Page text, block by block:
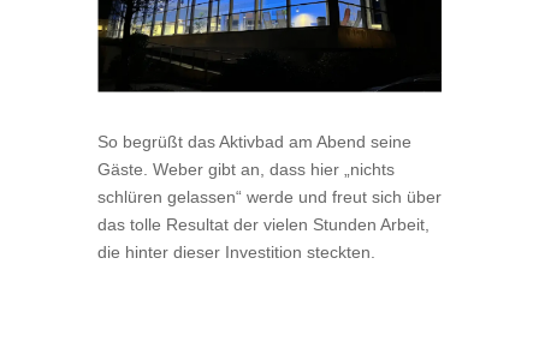
So begrüßt das Aktivbad am Abend seine
Gäste. Weber gibt an, dass hier „nichts
schlüren gelassen“ werde und freut sich über
das tolle Resultat der vielen Stunden Arbeit,
die hinter dieser Investition steckten.